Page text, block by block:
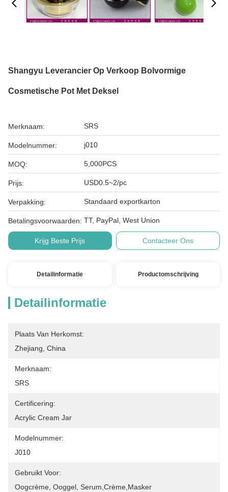
Shangyu Leverancier Op Verkoop Bolvormige
Cosmetische Pot Met Deksel
Merknaam: SRS
Modelnummer: j010
MOQ: 5,000PCS
Prijs: USD0.5~2/pc
Verpakking: Standaard exportkarton
Betalingsvoorwaarden: TT, PayPal, West Union
Krijg Beste Prijs Contacteer Ons
Detailinformatie Productomschrijving
Detailinformatie
Plaats Van Herkomst:
Zhejiang, China
Merknaam:
SRS
Certificering:
Acrylic Cream Jar
Modelnummer:
J010
Gebruikt Voor:
Oogcrème, Ooggel, Serum,crème,masker